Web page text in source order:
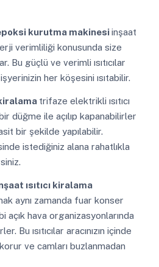
kurutma makinesiinşaat
verimliliği konusunda size
Bu güçlü ve verimli ısıtıcılar
her köşesini ısıtabilir.
trifaze elektrikli ısıtıcı
düğme ile açılıp kapanabilirler
bir şekilde yapılabilir.
istediğiniz alana rahatlıkla
ısıtıcı kiralama
aynı zamanda fuar konser
hava organizasyonlarında
Bu ısıtıcılar aracınızın içinde
ve camları buzlanmadan